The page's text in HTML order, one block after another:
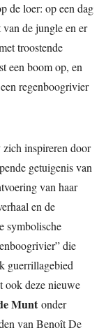
de loer: op een dag
de jungle en er
troostende
een boom op, en
regenboogrivier
zich inspireren door
getuigenis van
van haar
en de
symbolische
die
guerrillagebied
ook deze nieuwe
Muntonder
van Benoît De